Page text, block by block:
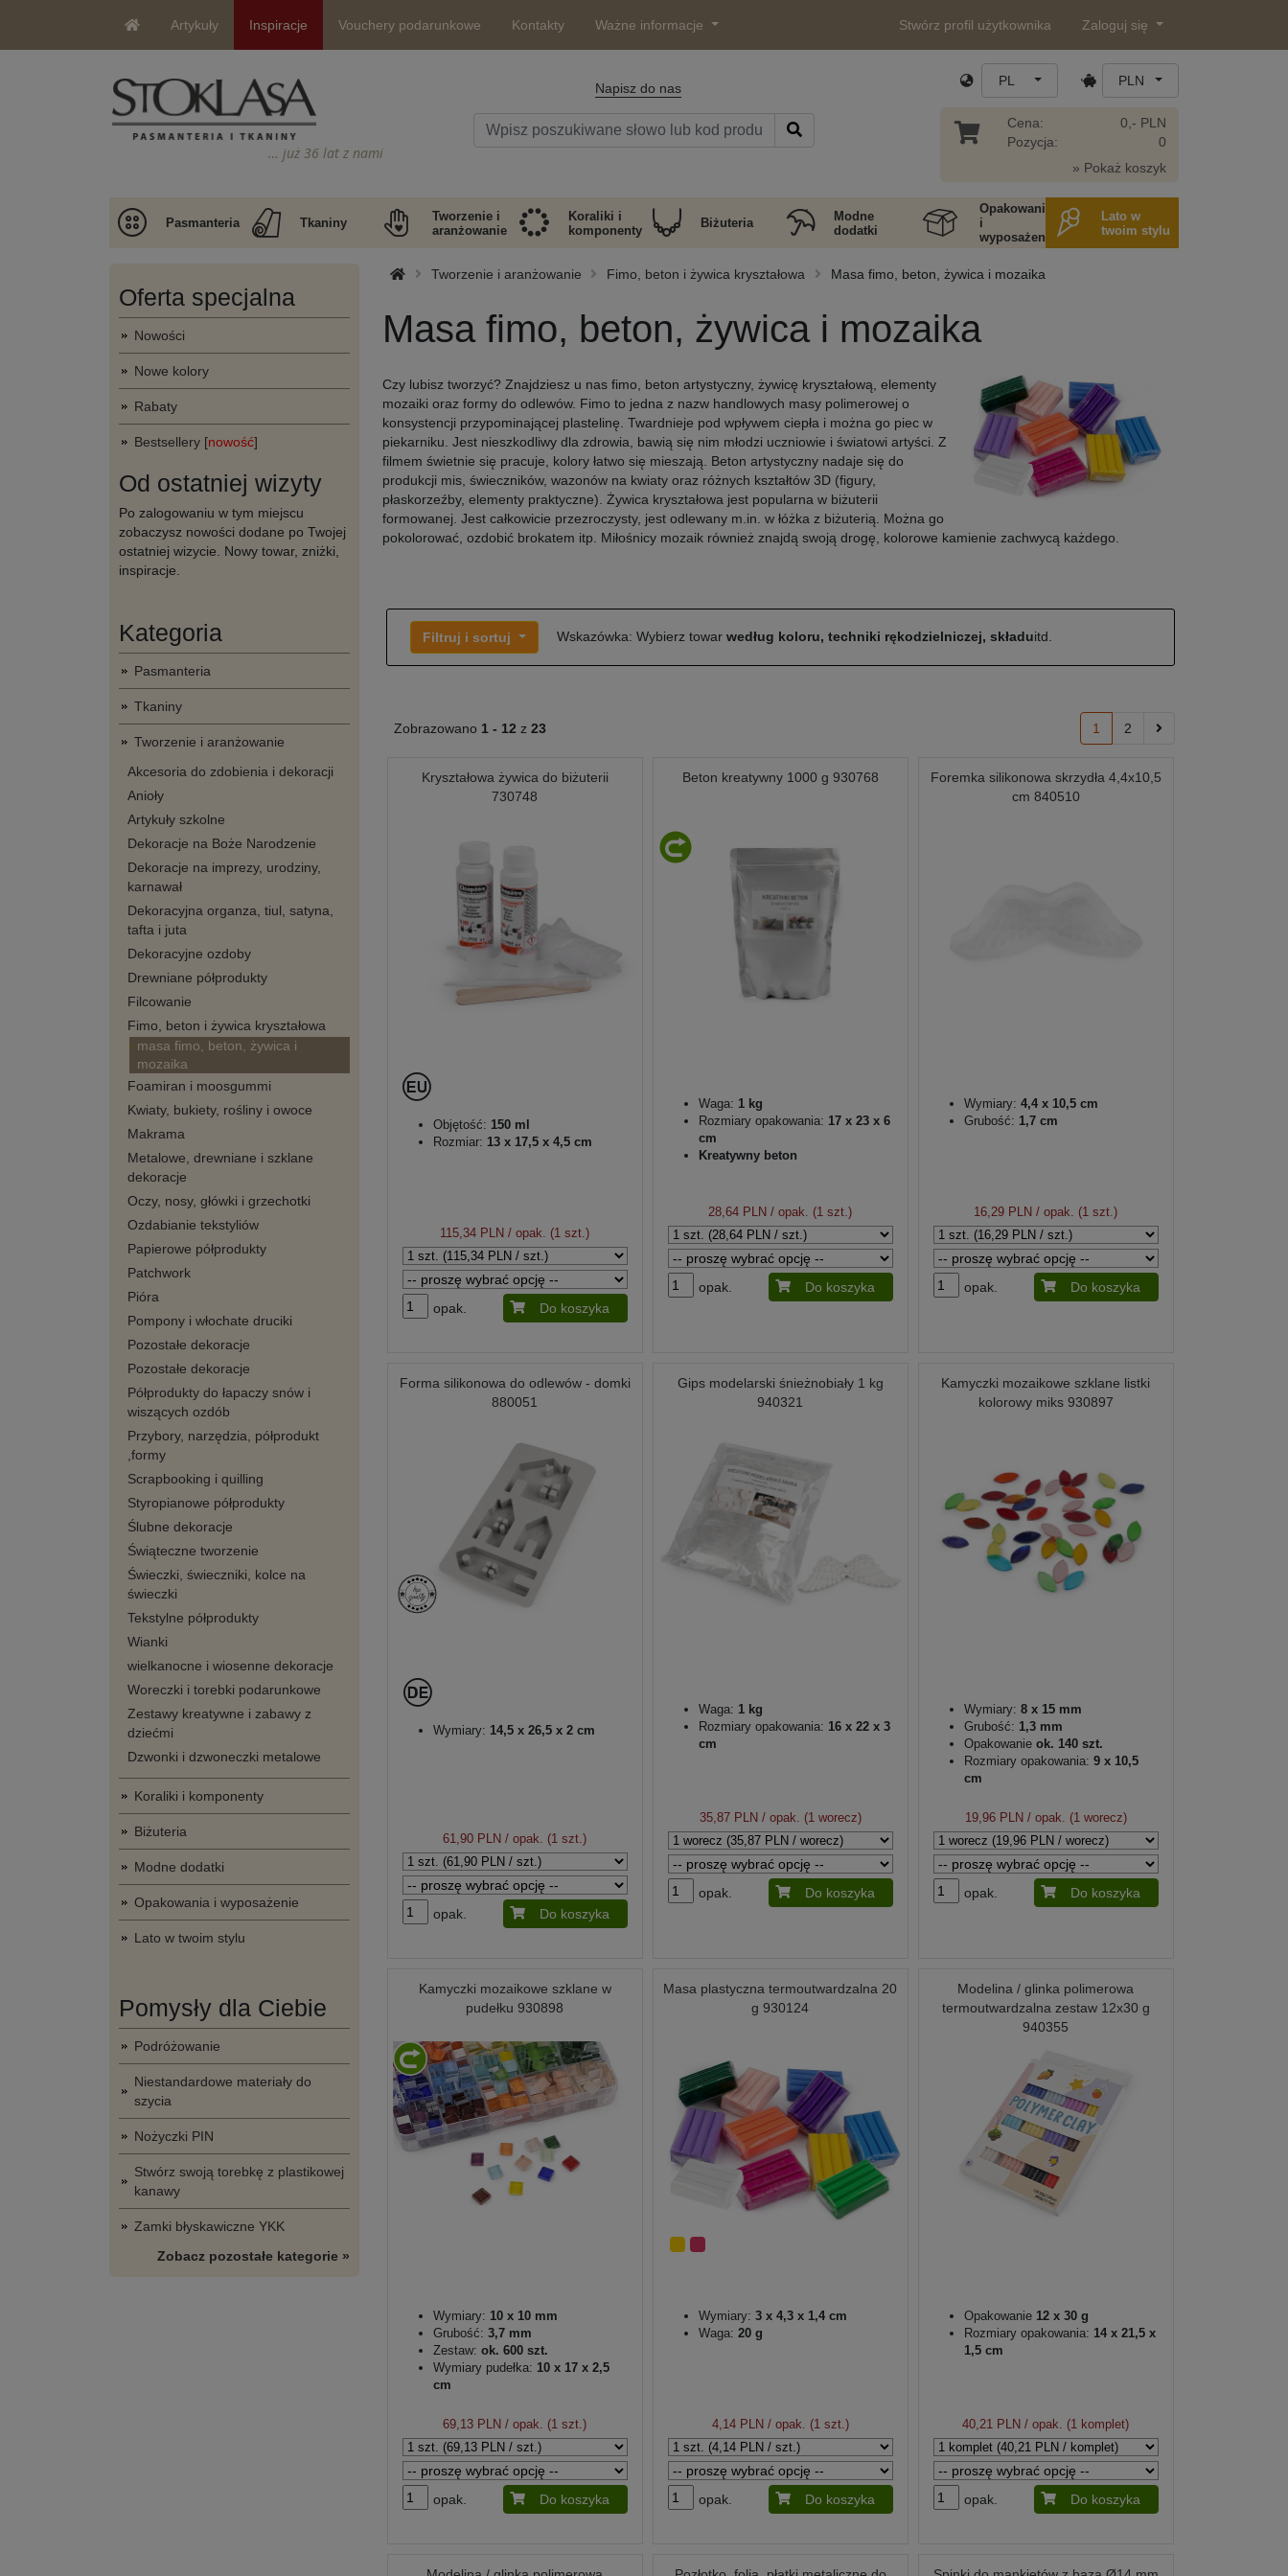
Artykuły Inspiracje Vouchery podarunkowe Kontakty Ważne informacje Stwórz profil użytkownika Zaloguj się
… już 36 lat z nami
Napisz do nas PL PLN
Cena:
Pozycja:
0,- PLN
0
» Pokaż koszyk
Pasmanteria Tkaniny
Tworzenie i
aranżowanie
Koraliki i
komponenty
Biżuteria
Modne
dodatki
Opakowania
i
wyposażenie
Lato w
twoim stylu
Oferta specjalna
Nowości
Nowe kolory
Rabaty
Bestsellery [nowość]
Od ostatniej wizyty
Po zalogowaniu w tym miejscu
zobaczysz nowości dodane po Twojej
ostatniej wizycie. Nowy towar, zniżki,
inspiracje.
Kategoria
Pasmanteria
Tkaniny
Tworzenie i aranżowanie
Akcesoria do zdobienia i dekoracji
Anioły
Artykuły szkolne
Dekoracje na Boże Narodzenie
Dekoracje na imprezy, urodziny,
karnawał
Dekoracyjna organza, tiul, satyna,
tafta i juta
Dekoracyjne ozdoby
Drewniane półprodukty
Filcowanie
Fimo, beton i żywica kryształowa
masa fimo, beton, żywica i
mozaika
Foamiran i moosgummi
Kwiaty, bukiety, rośliny i owoce
Makrama
Metalowe, drewniane i szklane
dekoracje
Oczy, nosy, główki i grzechotki
Ozdabianie tekstyliów
Papierowe półprodukty
Patchwork
Pióra
Pompony i włochate druciki
Pozostałe dekoracje
Pozostałe dekoracje
Półprodukty do łapaczy snów i
wiszących ozdób
Przybory, narzędzia, półprodukt
,formy
Scrapbooking i quilling
Styropianowe półprodukty
Ślubne dekoracje
Świąteczne tworzenie
Świeczki, świeczniki, kolce na
świeczki
Tekstylne półprodukty
Wianki
wielkanocne i wiosenne dekoracje
Woreczki i torebki podarunkowe
Zestawy kreatywne i zabawy z
dziećmi
Dzwonki i dzwoneczki metalowe
Koraliki i komponenty
Biżuteria
Modne dodatki
Opakowania i wyposażenie
Lato w twoim stylu
Pomysły dla Ciebie
Podróżowanie
Niestandardowe materiały do
szycia
Nożyczki PIN
Stwórz swoją torebkę z plastikowej
kanawy
Zamki błyskawiczne YKK
Zobacz pozostałe kategorie »
Tworzenie i aranżowanie Fimo, beton i żywica kryształowa Masa fimo, beton, żywica i mozaika
Masa fimo, beton, żywica i mozaika
Czy lubisz tworzyć? Znajdziesz u nas fimo, beton artystyczny, żywicę kryształową, elementy
mozaiki oraz formy do odlewów. Fimo to jedna z nazw handlowych masy polimerowej o
konsystencji przypominającej plastelinę. Twardnieje pod wpływem ciepła i można go piec w
piekarniku. Jest nieszkodliwy dla zdrowia, bawią się nim młodzi uczniowie i światowi artyści. Z
filmem świetnie się pracuje, kolory łatwo się mieszają. Beton artystyczny nadaje się do
produkcji mis, świeczników, wazonów na kwiaty oraz różnych kształtów 3D (figury,
płaskorzeźby, elementy praktyczne). Żywica kryształowa jest popularna w biżuterii
formowanej. Jest całkowicie przezroczysty, jest odlewany m.in. w łóżka z biżuterią. Można go
pokolorować, ozdobić brokatem itp. Miłośnicy mozaik również znajdą swoją drogę, kolorowe kamienie zachwycą każdego.
Filtruj i sortuj Wskazówka: Wybierz towar według koloru, techniki rękodzielniczej, składuitd.
Zobrazowano 1 - 12 z 23 1 2
Kryształowa żywica do biżuterii
730748
Objętość: 150 ml
Rozmiar: 13 x 17,5 x 4,5 cm
115,34 PLN / opak. (1 szt.)
opak. Do koszyka
Beton kreatywny 1000 g 930768
Waga: 1 kg
Rozmiary opakowania: 17 x 23 x 6
cm
Kreatywny beton
28,64 PLN / opak. (1 szt.)
opak. Do koszyka
Foremka silikonowa skrzydła 4,4x10,5
cm 840510
Wymiary: 4,4 x 10,5 cm
Grubość: 1,7 cm
16,29 PLN / opak. (1 szt.)
opak. Do koszyka
Forma silikonowa do odlewów - domki
880051
Wymiary: 14,5 x 26,5 x 2 cm
61,90 PLN / opak. (1 szt.)
opak. Do koszyka
Gips modelarski śnieżnobiały 1 kg
940321
Waga: 1 kg
Rozmiary opakowania: 16 x 22 x 3
cm
35,87 PLN / opak. (1 worecz)
opak. Do koszyka
Kamyczki mozaikowe szklane listki
kolorowy miks 930897
Wymiary: 8 x 15 mm
Grubość: 1,3 mm
Opakowanieok. 140 szt.
Rozmiary opakowania: 9 x 10,5
cm
19,96 PLN / opak. (1 worecz)
opak. Do koszyka
Kamyczki mozaikowe szklane w
pudełku 930898
Wymiary: 10 x 10 mm
Grubość: 3,7 mm
Zestaw: ok. 600 szt.
Wymiary pudełka: 10 x 17 x 2,5
cm
69,13 PLN / opak. (1 szt.)
opak. Do koszyka
Masa plastyczna termoutwardzalna 20
g 930124
Wymiary: 3 x 4,3 x 1,4 cm
Waga: 20 g
4,14 PLN/ opak. (1 szt.)
opak. Do koszyka
Modelina / glinka polimerowa
termoutwardzalna zestaw 12x30 g
940355
Opakowanie12 x 30 g
Rozmiary opakowania: 14 x 21,5 x
1,5 cm
40,21 PLN / opak. (1 komplet)
opak. Do koszyka